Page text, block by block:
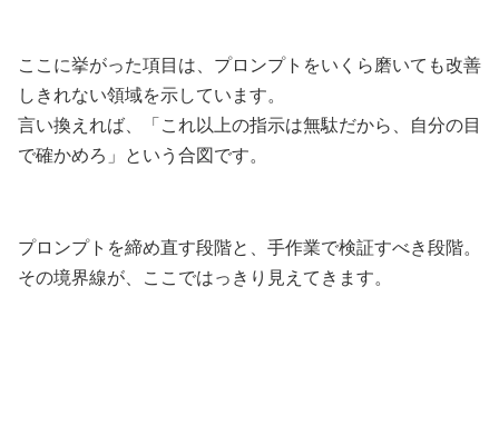
ここに挙がった項目は、プロンプトをいくら磨いても改善
しきれない領域を示しています。
言い換えれば、「これ以上の指示は無駄だから、自分の目
で確かめろ」という合図です。
プロンプトを締め直す段階と、手作業で検証すべき段階。
その境界線が、ここではっきり見えてきます。